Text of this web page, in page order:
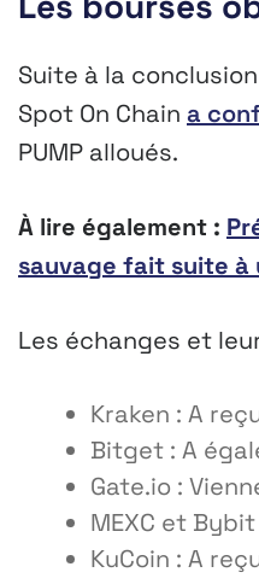
Suite à la
Spot On Chain a
PUMP alloués.
À lire également :
sauvage fait suite à
Les échanges et
Kraken : A
Bitget : A
Gate.io :
MEXC et
KuCoin : A